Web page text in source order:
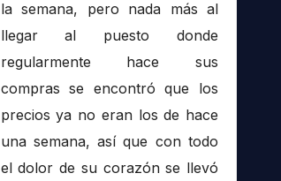
la semana, pero nada más al
llegar al puesto donde
regularmente hace sus
compras se encontró que los
precios ya no eran los de hace
una semana, así que con todo
el dolor de su corazón se llevó